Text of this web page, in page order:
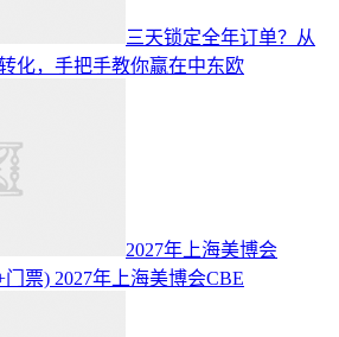
三天锁定全年订单？从
化，手把手教你赢在中东欧
2027年上海美博会
门票) 2027年上海美博会CBE